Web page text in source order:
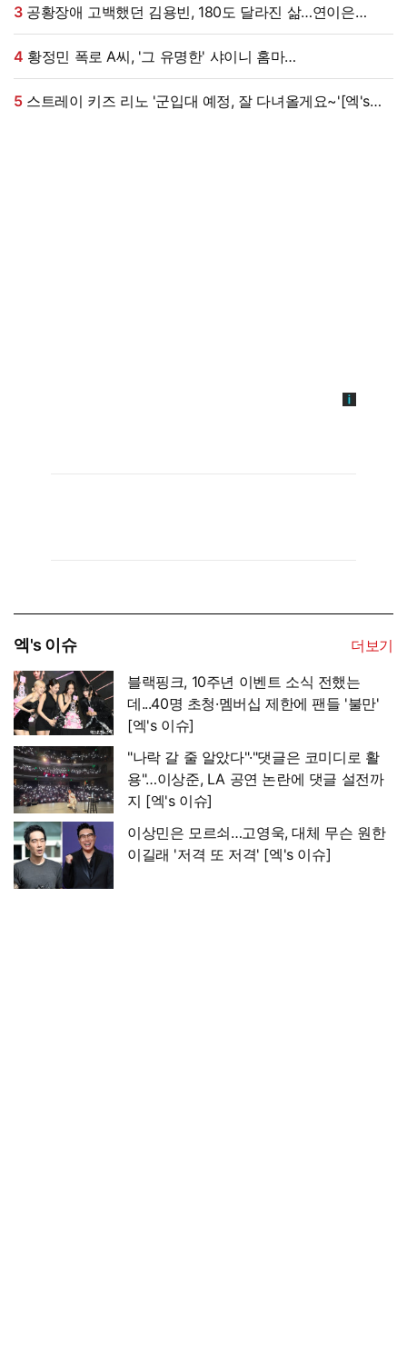
3공황장애 고백했던 김용빈, 180도 달라진 삶…연이은
겹경사
4
출신?…"고마워서 술 사려던 건데" 침묵 이유 있었나 [엑's
이슈]
5스트레이 키즈 리노 '군입대 예정, 잘 다녀올게요~'[엑's
엑's 이슈
더보기
블랙핑크, 10주년 이벤트 소식 전했는
데...40명 초청·멤버십 제한에 팬들 '불만'
[엑's 이슈]
"나락 갈 줄 알았다"·"댓글은 코미디로 활
용"…이상준, LA 공연 논란에 댓글 설전까
지 [엑's 이슈]
이상민은 모르쇠…고영욱, 대체 무슨 원한
이길래 '저격 또 저격' [엑's 이슈]